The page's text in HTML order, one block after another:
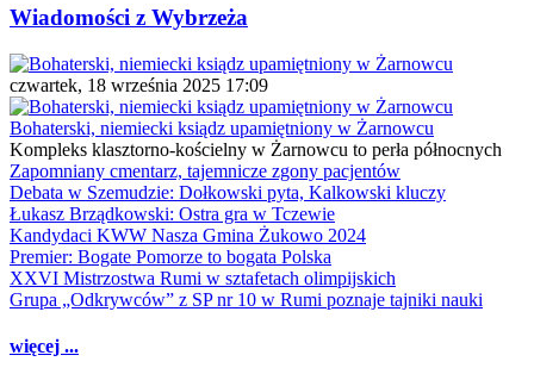
Wiadomości z Wybrzeża
czwartek, 18 września 2025 17:09
Bohaterski, niemiecki ksiądz upamiętniony w Żarnowcu
Kompleks klasztorno-kościelny w Żarnowcu to perła północnych
Zapomniany cmentarz, tajemnicze zgony pacjentów
Debata w Szemudzie: Dołkowski pyta, Kalkowski kluczy
Łukasz Brządkowski: Ostra gra w Tczewie
Kandydaci KWW Nasza Gmina Żukowo 2024
Premier: Bogate Pomorze to bogata Polska
XXVI Mistrzostwa Rumi w sztafetach olimpijskich
Grupa „Odkrywców” z SP nr 10 w Rumi poznaje tajniki nauki
więcej ...